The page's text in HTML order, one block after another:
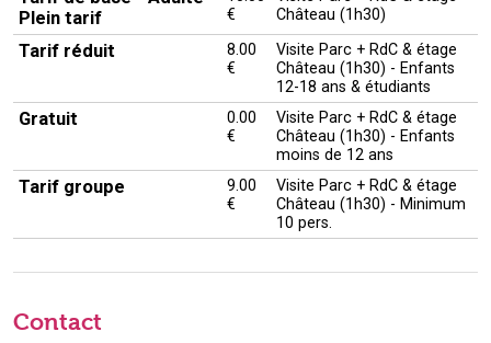
Plein tarif
€
Château (1h30)
Tarif réduit
8.00
€
Visite Parc + RdC & étage
Château (1h30) - Enfants
12-18 ans & étudiants
Gratuit
0.00
€
Visite Parc + RdC & étage
Château (1h30) - Enfants
moins de 12 ans
Tarif groupe
9.00
€
Visite Parc + RdC & étage
Château (1h30) - Minimum
10 pers.
Contact